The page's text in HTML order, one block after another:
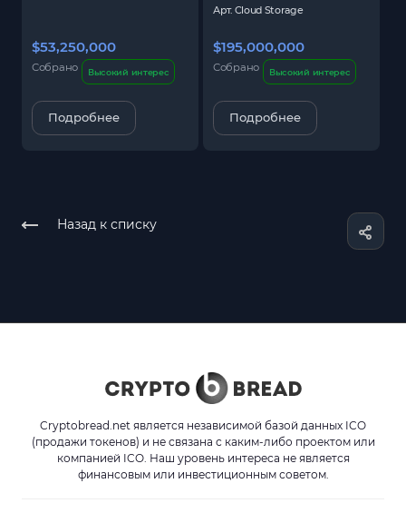
$53,250,000
Собрано Высокий интерес
Подробнее
Арт. Cloud Storage
$195,000,000
Собрано Высокий интерес
Подробнее
Назад к списку
Cryptobread.net является независимой базой данных ICO
(продажи токенов) и не связана с каким-либо проектом или
компанией ICO. Наш уровень интереса не является
финансовым или инвестиционным советом.